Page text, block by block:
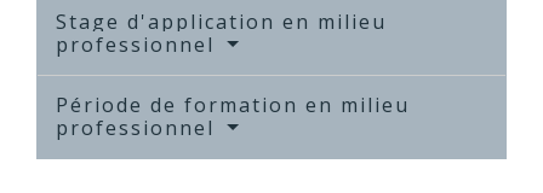
Stage d'application en milieu
professionnel
Période de formation en milieu
professionnel